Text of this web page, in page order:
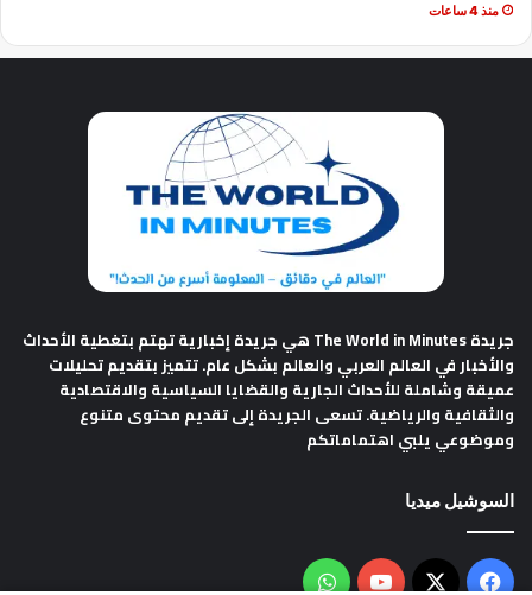
منذ 4 ساعات
جريدة The World in Minutes
هي جريدة إخبارية تهتم بتغطية الأحداث
والأخبار في العالم العربي والعالم بشكل عام. تتميز بتقديم تحليلات
عميقة وشاملة للأحداث الجارية والقضايا السياسية والاقتصادية
والثقافية والرياضية. تسعى الجريدة إلى تقديم محتوى متنوع
وموضوعي يلبي اهتماماتكم
السوشيل ميديا
فيسبوك
‫X
‫YouTubeواتساب